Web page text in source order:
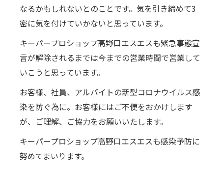
なるかもしれないとのことです。気を引き締めて3
密に気を付けていかないと思っています。
キーパープロショップ高野口エスエスも緊急事態宣
言が解除されるまでは今までの営業時間で営業して
いこうと思っています。
お客様、社員、アルバイトの新型コロナウイルス感
染を防ぐ為に。お客様にはご不便をおかけします
が、ご理解、ご協力をお願いいたします。
キーパープロショップ高野口エスエスも感染予防に
努めてまいります。